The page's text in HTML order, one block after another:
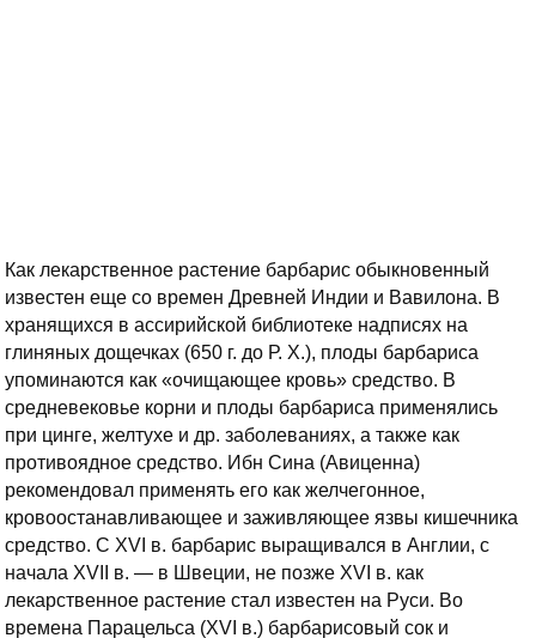
Как лекарственное растение барбарис обыкновенный
известен еще со времен Древней Индии и Вавилона. В
хранящихся в ассирийской библиотеке надписях на
глиняных дощечках (650 г. до Р. Х.), плоды барбариса
упоминаются как «очищающее кровь» средство. В
средневековье корни и плоды барбариса применялись
при цинге, желтухе и др. заболеваниях, а также как
противоядное средство. Ибн Сина (Авиценна)
рекомендовал применять его как желчегонное,
кровоостанавливающее и заживляющее язвы кишечника
средство. С XVI в. барбарис выращивался в Англии, с
начала XVII в. — в Швеции, не позже XVI в. как
лекарственное растение стал известен на Руси. Во
времена Парацельса (XVI в.) барбарисовый сок и